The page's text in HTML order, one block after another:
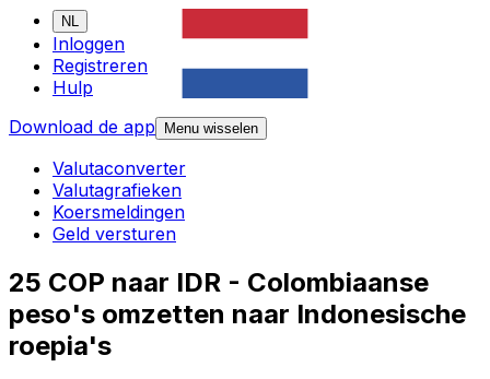
NL
Inloggen
Registreren
Hulp
Download de app
Menu wisselen
Valutaconverter
Valutagrafieken
Koersmeldingen
Geld versturen
25 COP naar IDR - Colombiaanse
peso's omzetten naar Indonesische
roepia's